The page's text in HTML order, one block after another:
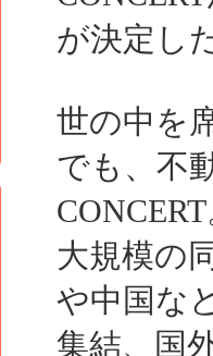
が決定し
世の中を
でも、不
大規模の
や中国な
集結、国